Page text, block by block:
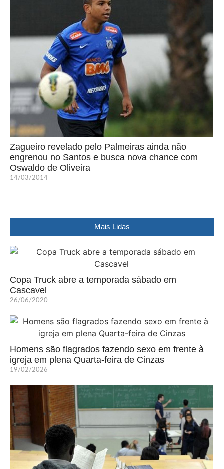
Zagueiro revelado pelo Palmeiras ainda não
engrenou no Santos e busca nova chance com
Oswaldo de Oliveira
14/03/2014
Mais Lidas
Copa Truck abre a temporada sábado em
Cascavel
26/06/2020
Homens são flagrados fazendo sexo em frente à
igreja em plena Quarta-feira de Cinzas
19/02/2026